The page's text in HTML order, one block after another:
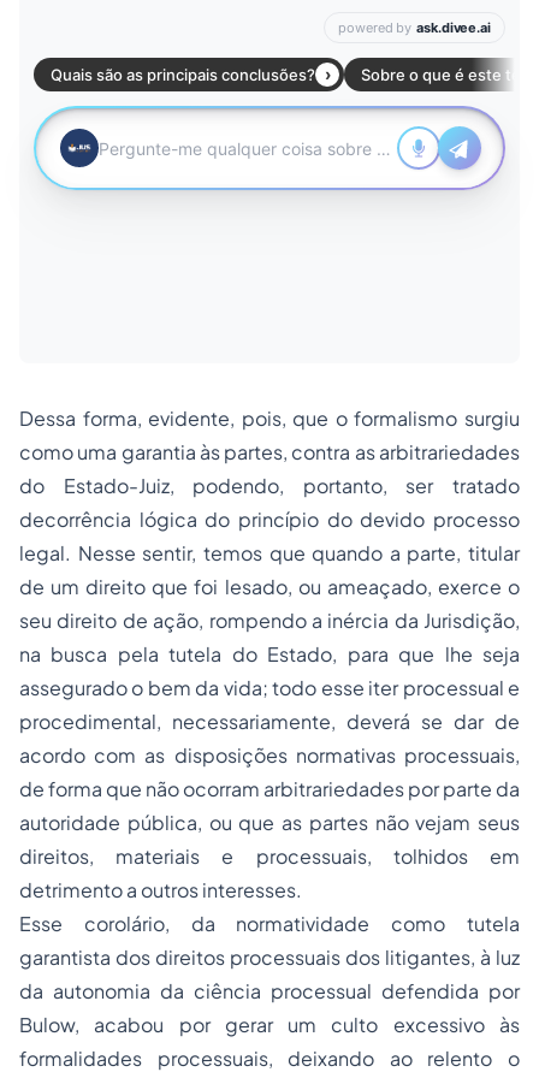
Dessa forma, evidente, pois, que o formalismo surgiu
como uma garantia às partes, contra as arbitrariedades
do Estado-Juiz, podendo, portanto, ser tratado
decorrência lógica do princípio do devido processo
legal. Nesse sentir, temos que quando a parte, titular
de um direito que foi lesado, ou ameaçado, exerce o
seu direito de ação, rompendo a inércia da Jurisdição,
na busca pela tutela do Estado, para que lhe seja
assegurado o bem da vida; todo esse iter processual e
procedimental, necessariamente, deverá se dar de
acordo com as disposições normativas processuais,
de forma que não ocorram arbitrariedades por parte da
autoridade pública, ou que as partes não vejam seus
direitos, materiais e processuais, tolhidos em
detrimento a outros interesses.
Esse corolário, da normatividade como tutela
garantista dos direitos processuais dos litigantes, à luz
da autonomia da ciência processual defendida por
Bulow, acabou por gerar um culto excessivo às
formalidades processuais, deixando ao relento o